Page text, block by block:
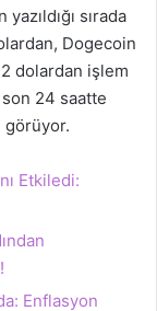
sırada
Dogecoin
dolardan işlem
son 24 saatte
görüyor.
Etkiledi:
Enflasyon